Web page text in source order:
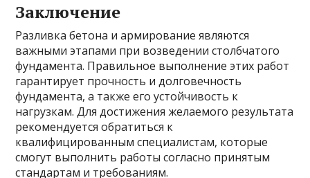
Заключение
Разливка бетона и армирование являются
важными этапами при возведении столбчатого
фундамента. Правильное выполнение этих работ
гарантирует прочность и долговечность
фундамента, а также его устойчивость к
нагрузкам. Для достижения желаемого результата
рекомендуется обратиться к
квалифицированным специалистам, которые
смогут выполнить работы согласно принятым
стандартам и требованиям.